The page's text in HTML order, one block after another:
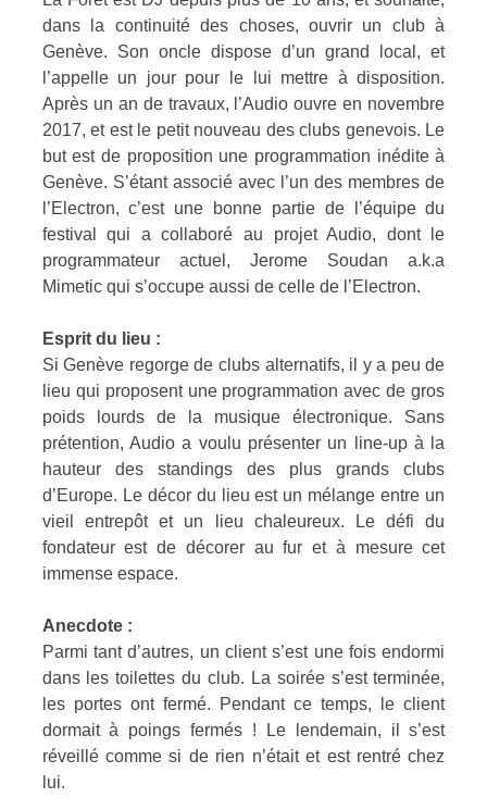
dans la continuité des choses, ouvrir un club à
Genève. Son oncle dispose d’un grand local, et
l’appelle un jour pour le lui mettre à disposition.
Après un an de travaux, l’Audio ouvre en novembre
2017, et est le petit nouveau des clubs genevois. Le
but est de proposition une programmation inédite à
Genève. S’étant associé avec l’un des membres de
l’Electron, c’est une bonne partie de l’équipe du
festival qui a collaboré au projet Audio, dont le
programmateur actuel, Jerome Soudan a.k.a
Mimetic qui s’occupe aussi de celle de l’Electron.
Esprit du lieu :
Si Genève regorge de clubs alternatifs, il y a peu de
lieu qui proposent une programmation avec de gros
poids lourds de la musique électronique. Sans
prétention, Audio a voulu présenter un line-up à la
hauteur des standings des plus grands clubs
d’Europe. Le décor du lieu est un mélange entre un
vieil entrepôt et un lieu chaleureux. Le défi du
fondateur est de décorer au fur et à mesure cet
immense espace.
Anecdote :
Parmi tant d’autres, un client s’est une fois endormi
dans les toilettes du club. La soirée s’est terminée,
les portes ont fermé. Pendant ce temps, le client
dormait à poings fermés ! Le lendemain, il s’est
réveillé comme si de rien n’était et est rentré chez
lui.